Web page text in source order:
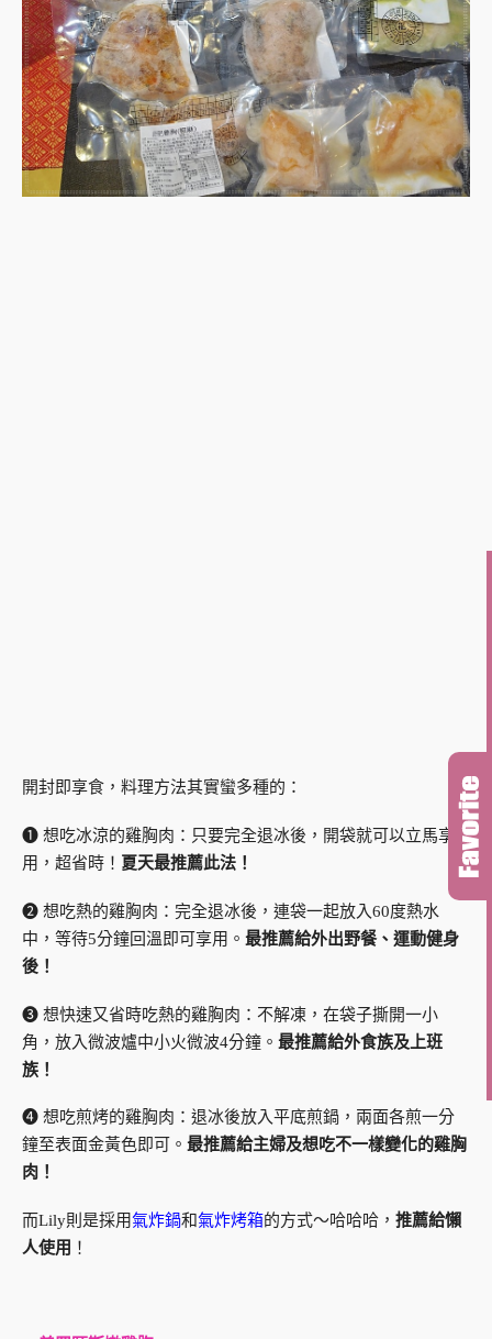
開封即享食，料理方法其實蠻多種的：
❶ 想吃冰涼的雞胸肉：只要完全退冰後，開袋就可以立馬享
用，超省時！ 夏天最推薦此法！
❷ 想吃熱的雞胸肉：完全退冰後，連袋一起放入60度熱水
中，等待5分鐘回溫即可享用。 最推薦給外出野餐、運動健身
後！
❸ 想快速又省時吃熱的雞胸肉：不解凍，在袋子撕開一小
角，放入微波爐中小火微波4分鐘。 最推薦給外食族及上班
族！
❹ 想吃煎烤的雞胸肉：退冰後放入平底煎鍋，兩面各煎一分
鐘至表面金黃色即可。 最推薦給主婦及想吃不一樣變化的雞胸
肉！
而Lily則是採用氣炸鍋和氣炸烤箱的方式～哈哈哈， 推薦給懶
人使用 ！